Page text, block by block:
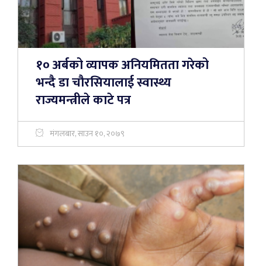
१० अर्बको व्यापक अनियमितता गरेको
भन्दै डा चौरसियालाई स्वास्थ्य
राज्यमन्त्रीले काटे पत्र
मंगलबार, साउन १०, २०७९